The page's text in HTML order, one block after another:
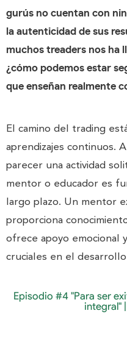
gurús no cuentan con
la autenticidad de sus
muchos treaders nos ha
¿cómo podemos estar
que enseñan realmente
El camino del trading
aprendizajes continuos.
parecer una actividad
mentor o educador es
largo plazo. Un mentor
proporciona
ofrece apoyo emocional
cruciales en el
Episodio #4 "Para ser
integral"